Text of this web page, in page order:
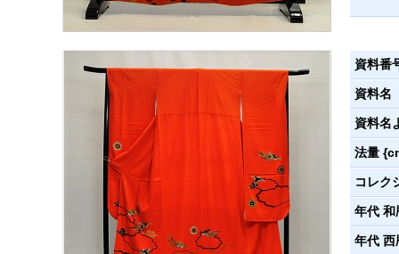
資料番
資料名
資料名
法量
コレク
年代 和
年代 西